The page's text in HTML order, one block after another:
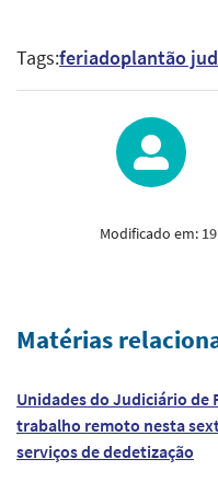
Tags:feriadoplantão
Modificado em:
Matérias
Unidades do Judiciário de
trabalho remoto nesta
serviços de dedetização